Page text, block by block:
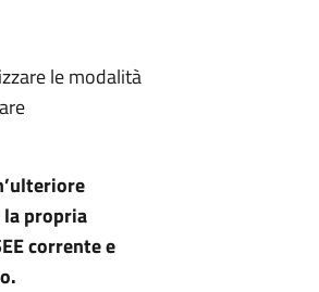
le modalità
propria
corrente e